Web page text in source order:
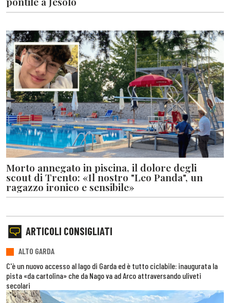
Morto annegato in piscina, il dolore degli
scout di Trento: «Il nostro "Leo Panda", un
ragazzo ironico e sensibile»
ARTICOLI CONSIGLIATI
ALTO GARDA
C'è un nuovo accesso al lago di Garda ed è tutto ciclabile: inaugurata la
pista «da cartolina» che da Nago va ad Arco attraversando uliveti
secolari